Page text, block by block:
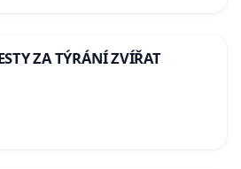
ZA TÝRÁNÍ ZVÍŘAT